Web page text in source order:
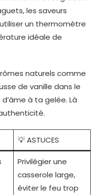
les saveurs
un thermomètre
idéale de
naturels comme
de vanille dans le
à ta gelée. Là
💡 ASTUCES
Privilégier une
casserole large,
éviter le feu trop